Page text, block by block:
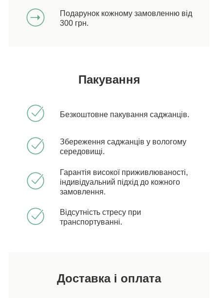
Подарунок кожному замовленню від
300 грн.
Пакування
Безкоштовне пакування саджанців.
Збереження саджанців у вологому
середовищі.
Гарантія високої приживлюваності,
індивідуальний підхід до кожного
замовлення.
Відсутність стресу при
транспортуванні.
Доставка і оплата